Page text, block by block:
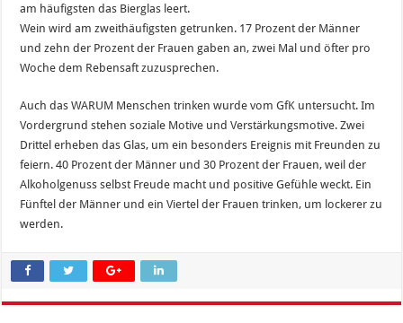
am häufigsten das Bierglas leert.
Wein wird am zweithäufigsten getrunken. 17 Prozent der Männer
und zehn der Prozent der Frauen gaben an, zwei Mal und öfter pro
Woche dem Rebensaft zuzusprechen.
Auch das WARUM Menschen trinken wurde vom GfK untersucht. Im
Vordergrund stehen soziale Motive und Verstärkungsmotive. Zwei
Drittel erheben das Glas, um ein besonders Ereignis mit Freunden zu
feiern. 40 Prozent der Männer und 30 Prozent der Frauen, weil der
Alkoholgenuss selbst Freude macht und positive Gefühle weckt. Ein
Fünftel der Männer und ein Viertel der Frauen trinken, um lockerer zu
werden.